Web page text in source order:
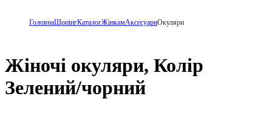
ГоловнаШопінгКаталогЖінкамАксесуариОкуляри
Жіночі окуляри, Колір
Зелений/чорний